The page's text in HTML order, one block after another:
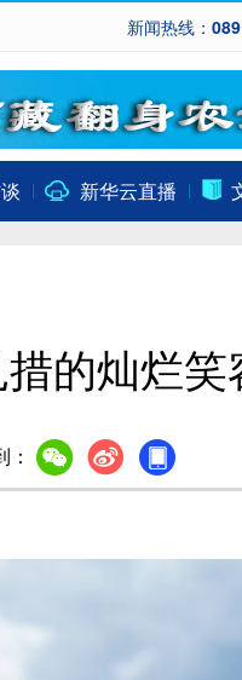
新闻热线：
新华云直播
的灿烂笑